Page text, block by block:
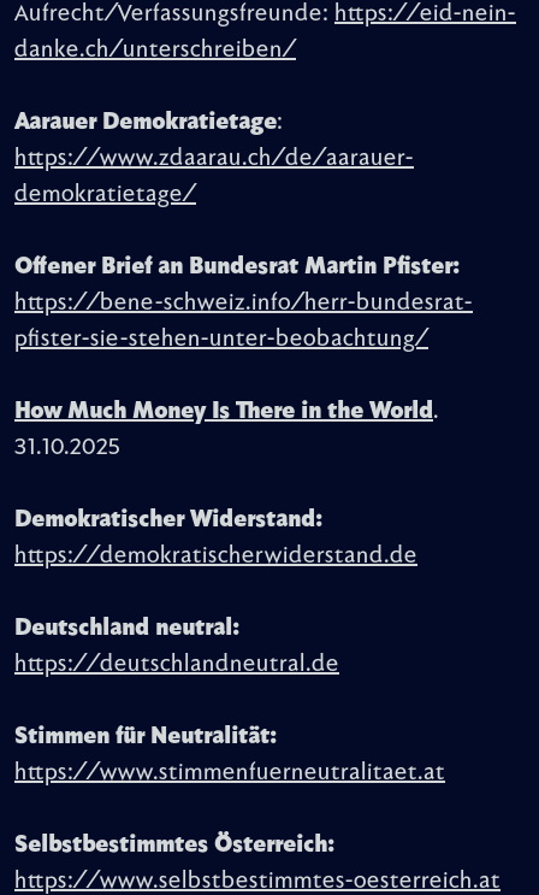
Aufrecht/Verfassungsfreunde: https://eid-nein-
danke.ch/unterschreiben/
Aarauer Demokratietage:
https://www.zdaarau.ch/de/aarauer-
demokratietage/
Offener Brief an Bundesrat Martin Pfister:
https://bene-schweiz.info/herr-bundesrat-
pfister-sie-stehen-unter-beobachtung/
How Much Money Is There in the World.
31.10.2025
Demokratischer Widerstand:
https://demokratischerwiderstand.de
Deutschland neutral:
https://deutschlandneutral.de
Stimmen für Neutralität:
https://www.stimmenfuerneutralitaet.at
Selbstbestimmtes Österreich:
https://www.selbstbestimmtes-oesterreich.at